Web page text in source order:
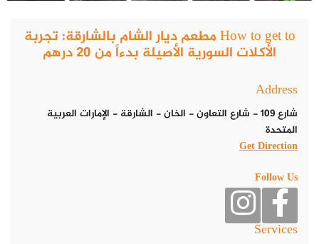
How to get to مطعم ديار الشام بالشارقة: تجربة
الأكلات السورية الأصيلة بدءاً من 20 درهم
Address
شارع 109 - شارع التعاون - الخان - الشارقة - الإمارات العربية
المتحدة
Get Direction
Follow Us
Services